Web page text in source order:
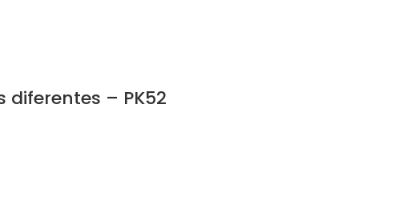
diferentes – PK52